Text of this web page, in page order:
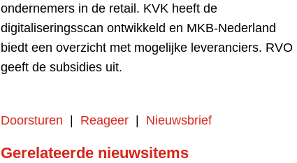
ondernemers in de retail. KVK heeft de
digitaliseringsscan ontwikkeld en MKB-Nederland
biedt een overzicht met mogelijke leveranciers. RVO
geeft de subsidies uit.
Doorsturen Reageer| Nieuwsbrief
Gerelateerde nieuwsitems